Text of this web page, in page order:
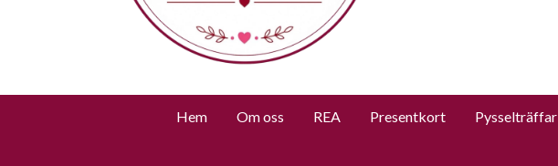
Hem Om oss REA Presentkort Pysselträffar